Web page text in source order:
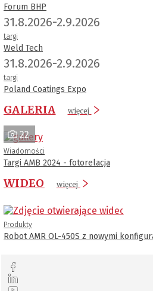
Forum BHP
31.8.2026-2.9.2026
targi
Weld Tech
31.8.2026-2.9.2026
targi
Poland Coatings Expo
GALERIA więcej
22
Wiadomości
Targi AMB 2024 - fotorelacja
WIDEO więcej
Produkty
Robot AMR OL-450S z nowymi